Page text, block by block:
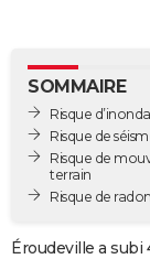
GUIDES D'ACHAT
BONS PLANS
CARTE DE VOEUX
Carte de Noël
Carte Bonne année
Carte Saint-Valentin
Carte Pâques
Carte d'anniversaire
DICTIONNAIRE
Dictionnaire
Biographies
Citations
Expressions
Proverbes
PROGRAMME TV
SOMMAIRE
Risque
Risque de
Risque de
terrain
Risque de radon
Éroudeville a